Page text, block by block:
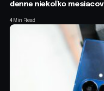
denne niekoľko mesiacov
4 Min Read